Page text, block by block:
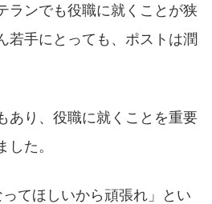
ランでも役職に就くことが狭
若手にとっても、ポストは潤
あり、役職に就くことを重要
した。
ってほしいから頑張れ」とい